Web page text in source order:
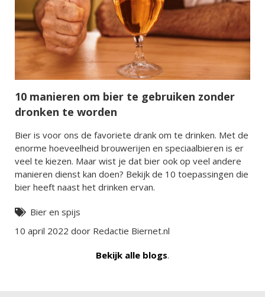
10 manieren om bier te gebruiken zonder
dronken te worden
Bier is voor ons de favoriete drank om te drinken. Met de
enorme hoeveelheid brouwerijen en speciaalbieren is er
veel te kiezen. Maar wist je dat bier ook op veel andere
manieren dienst kan doen? Bekijk de 10 toepassingen die
bier heeft naast het drinken ervan.
Bier en spijs
10 april 2022 door Redactie Biernet.nl
Bekijk alle blogs.